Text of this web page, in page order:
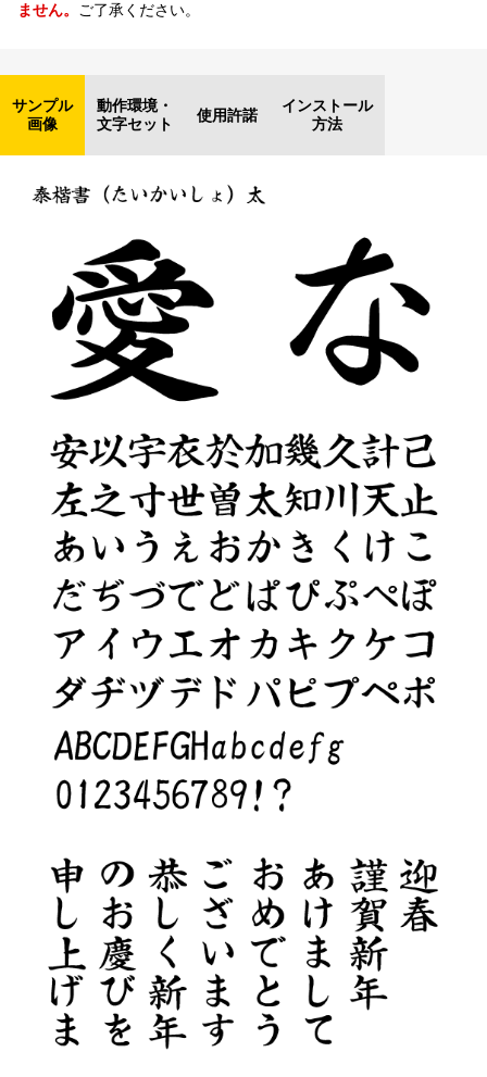
ません。 ご了承ください。
サンプル
画像
動作環境・
文字セット
使用許諾
インストール
方法